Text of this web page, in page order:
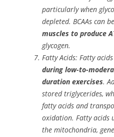
particularly when
depleted. BCAAs can be
muscles to produce
glycogen.
Fatty Acids: Fatty
during low-to-
duration exercises.
stored triglycerides,
fatty acids and
oxidation. Fatty acids
the mitochondria,